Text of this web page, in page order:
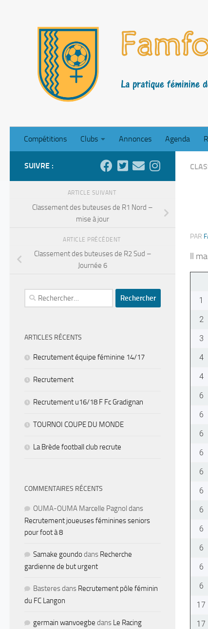
Compétitions Clubs Annonces Agenda
PAR
Il
1
2
3
4
4
6
6
6
6
6
6
6
6
6
6
6
17
17
SUIVRE :
ARTICLE SUIVANT
Classement des buteuses de R1 Nord –
mise à jour
ARTICLE PRÉCÉDENT
Classement des buteuses de R2 Sud –
Journée 6
Rechercher :
ARTICLES RÉCENTS
Recrutement équipe féminine 14/17
Recrutement
Recrutement u16/18 F Fc Gradignan
TOURNOI COUPE DU MONDE
La Brède football club recrute
COMMENTAIRES RÉCENTS
OUMA-OUMA Marcelle Pagnol dans
Recrutement joueuses féminines seniors
pour foot à 8
Samake goundo dans Recherche
gardienne de but urgent
Basteresdans Recrutement pôle féminin
du FC Langon
germain wanvoegbe dans Le Racing